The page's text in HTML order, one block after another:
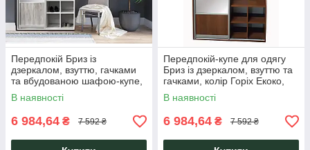
Передпокій Бриз із
дзеркалом, взуттю, гачками
та вбудованою шафою-купе,
колір Урбан Лайт із білою
крайкою Мікс Меблі
В наявності
6 984,64 ₴ 7 592 ₴
Передпокій-купе для одягу
Бриз із дзеркалом, взуттю та
гачками, колір Горіх Екоко,
для маленької квартири або
коридору Мікс Мебель
В наявності
6 984,64 ₴ 7 592 ₴